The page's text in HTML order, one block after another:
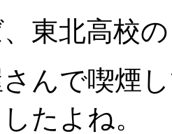
東北高校
んで喫煙
たよね。